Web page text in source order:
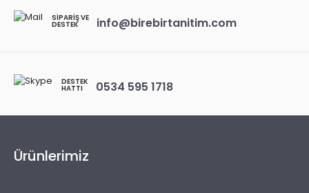
SIPARIŞ VE
DESTEK info@birebirtanitim.com
DESTEK
HATTI 0534 595 1718
Ürünlerimiz